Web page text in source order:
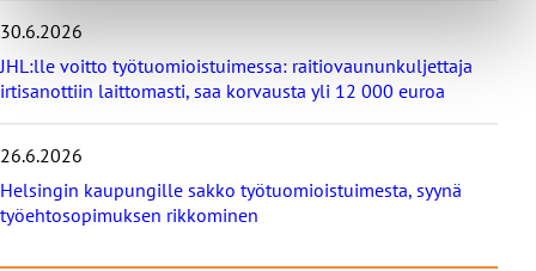
30.6.2026
JHL:lle voitto työtuomioistuimessa: raitiovaununkuljettaja
irtisanottiin laittomasti, saa korvausta yli 12 000 euroa
26.6.2026
Helsingin kaupungille sakko työtuomioistuimesta, syynä
työehtosopimuksen rikkominen